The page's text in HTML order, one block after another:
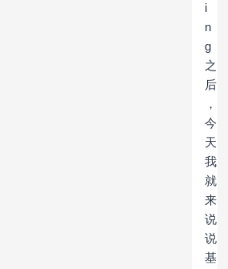
i
n
g
之
后
，
今
天
我
就
来
说
说
基